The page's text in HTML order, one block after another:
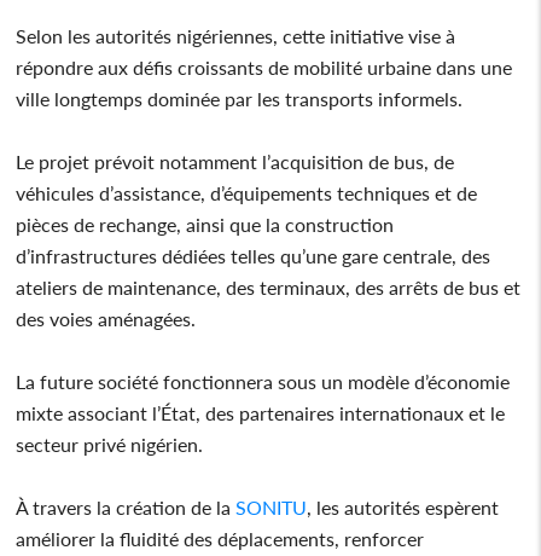
Selon les autorités nigériennes, cette initiative vise à
répondre aux défis croissants de mobilité urbaine dans une
ville longtemps dominée par les transports informels.
Le projet prévoit notamment l’acquisition de bus, de
véhicules d’assistance, d’équipements techniques et de
pièces de rechange, ainsi que la construction
d’infrastructures dédiées telles qu’une gare centrale, des
ateliers de maintenance, des terminaux, des arrêts de bus et
des voies aménagées.
La future société fonctionnera sous un modèle d’économie
mixte associant l’État, des partenaires internationaux et le
secteur privé nigérien.
À travers la création de la SONITU , les autorités espèrent
améliorer la fluidité des déplacements, renforcer